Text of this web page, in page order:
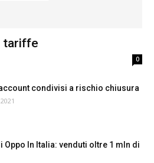
tariffe
0
condivisi a rischio chiusura
Oppo In Italia: venduti oltre 1 mln di